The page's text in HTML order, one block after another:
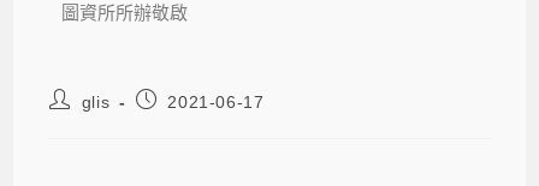
圖資所所辦敬啟
glis 2021-06-17